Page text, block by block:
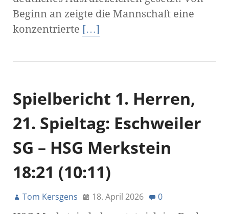
Beginn an zeigte die Mannschaft eine
konzentrierte […]
Spielbericht 1. Herren,
21. Spieltag: Eschweiler
SG – HSG Merkstein
18:21 (10:11)
Tom Kersgens 18. April 2026 0